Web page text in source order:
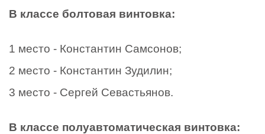
В классе болтовая винтовка:
1 место - Константин Самсонов;
2 место - Константин Зудилин;
3 место - Сергей Севастьянов.
В классе полуавтоматическая винтовка: